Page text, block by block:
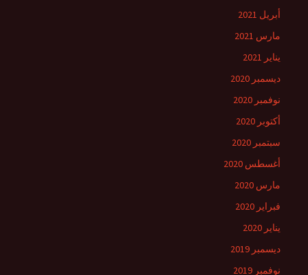
أبريل 2021
مارس 2021
يناير 2021
ديسمبر 2020
نوفمبر 2020
أكتوبر 2020
سبتمبر 2020
أغسطس 2020
مارس 2020
فبراير 2020
يناير 2020
ديسمبر 2019
نوفمبر 2019